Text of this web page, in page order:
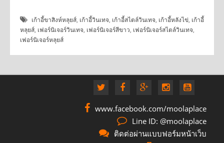
เก้าอี้ขาสิงห์หลุยส์, เก้าอี้วินเทจ, เก้าอี้สไตล์วินเทจ, เก้าอี้หลังไข่, เก้าอี้
หลุยส์, เฟอร์นิเจอร์วินเทจ, เฟอร์นิเจอร์สีขาว, เฟอร์นิเจอร์สไตล์วินเทจ,
เฟอร์นิเจอร์หลุยส์
www.facebook.com/moolaplace
Line ID: @moolaplace
ติดต่อผ่านแบบฟอร์มหน้าเว็บ